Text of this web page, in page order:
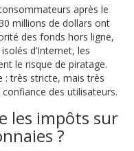
après le
millions de dollars ont
des fonds hors ligne,
d’Internet, les
le risque de piratage.
: très stricte, mais très
des utilisateurs.
les impôts sur
?